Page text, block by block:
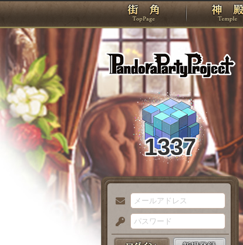
TOP
1337
メ
ー
パ